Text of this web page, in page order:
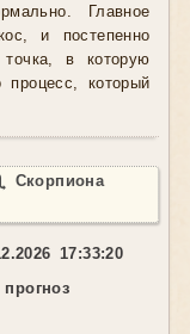
Главное
и постепенно
в которую
который
Скорпиона
17:33:20